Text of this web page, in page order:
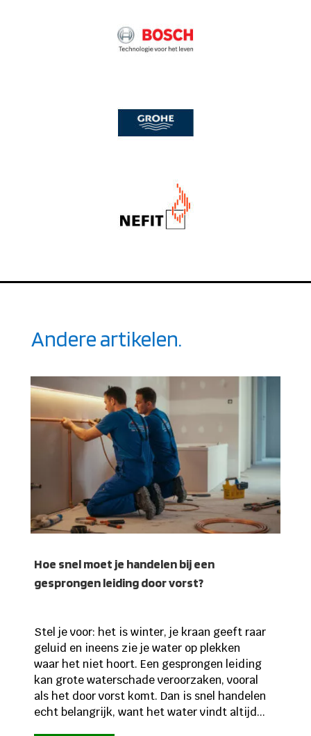
Andere artikelen.
Hoe snel moet je handelen bij een
gesprongen leiding door vorst?
Stel je voor: het is winter, je kraan geeft raar
geluid en ineens zie je water op plekken
waar het niet hoort. Een gesprongen leiding
kan grote waterschade veroorzaken, vooral
als het door vorst komt. Dan is snel handelen
echt belangrijk, want het water vindt altijd...